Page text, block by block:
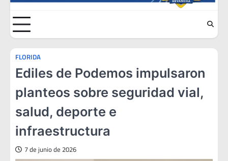
FLORIDA
Ediles de Podemos impulsaron
planteos sobre seguridad vial,
salud, deporte e
infraestructura
7 de junio de 2026